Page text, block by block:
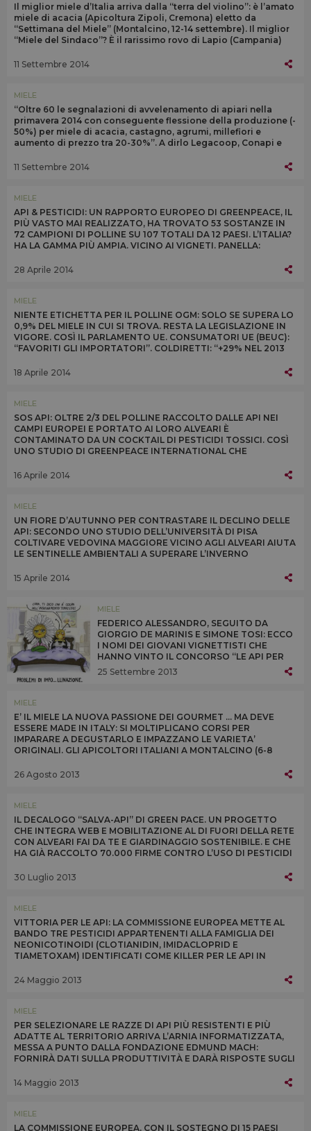
Il miglior miele d’Italia arriva dalla “terra del violino”: è l’amato
miele di acacia (Apicoltura Zipoli, Cremona) eletto da
“Settimana del Miele” (Montalcino, 12-14 settembre). Il miglior
“Miele del Sindaco”? È il rarissimo rovo di Lapio (Campania)
11 Settembre 2014
MIELE
“Oltre 60 le segnalazioni di avvelenamento di apiari nella
primavera 2014 con conseguente flessione della produzione (-
50%) per miele di acacia, castagno, agrumi, millefiori e
aumento di prezzo tra 20-30%”. A dirlo Legacoop, Conapi e
11 Settembre 2014
MIELE
API & PESTICIDI: UN RAPPORTO EUROPEO DI GREENPEACE, IL
PIÙ VASTO MAI REALIZZATO, HA TROVATO 53 SOSTANZE IN
72 CAMPIONI DI POLLINE SU 107 TOTALI DA 12 PAESI. L’ITALIA?
HA LA GAMMA PIÙ AMPIA. VICINO AI VIGNETI. PANELLA:
28 Aprile 2014
MIELE
NIENTE ETICHETTA PER IL POLLINE OGM: SOLO SE SUPERA LO
0,9% DEL MIELE IN CUI SI TROVA. RESTA LA LEGISLAZIONE IN
VIGORE. COSÌ IL PARLAMENTO UE. CONSUMATORI UE (BEUC):
“FAVORITI GLI IMPORTATORI”. COLDIRETTI: “+29% NEL 2013
18 Aprile 2014
MIELE
SOS API: OLTRE 2/3 DEL POLLINE RACCOLTO DALLE API NEI
CAMPI EUROPEI E PORTATO AI LORO ALVEARI È
CONTAMINATO DA UN COCKTAIL DI PESTICIDI TOSSICI. COSÌ
UNO STUDIO DI GREENPEACE INTERNATIONAL CHE
UCCIDERCI”
16 Aprile 2014
MIELE
UN FIORE D’AUTUNNO PER CONTRASTARE IL DECLINO DELLE
API: SECONDO UNO STUDIO DELL’UNIVERSITÀ DI PISA
COLTIVARE VEDOVINA MAGGIORE VICINO AGLI ALVEARI AIUTA
LE SENTINELLE AMBIENTALI A SUPERARE L’INVERNO
15 Aprile 2014
MIELE
FEDERICO ALESSANDRO, SEGUITO DA
GIORGIO DE MARINIS E SIMONE TOSI: ECCO
I NOMI DEI GIOVANI VIGNETTISTI CHE
HANNO VINTO IL CONCORSO “LE API PER
UN’AGRICOLTURA DUREVOLE” DI UNAAPI,
CONAPI E AAPI E PATROCINATO DA SLOW
25 Settembre 2013
MIELE
E’ IL MIELE LA NUOVA PASSIONE DEI GOURMET ... MA DEVE
ESSERE MADE IN ITALY: SI MOLTIPLICANO CORSI PER
IMPARARE A DEGUSTARLO E IMPAZZANO LE VARIETA’
ORIGINALI. GLI APICOLTORI ITALIANI A MONTALCINO (6-8
26 Agosto 2013
MIELE
IL DECALOGO “SALVA-API” DI GREEN PACE. UN PROGETTO
CHE INTEGRA WEB E MOBILITAZIONE AL DI FUORI DELLA RETE
CON ALVEARI FAI DA TE E GIARDINAGGIO SOSTENIBILE. E CHE
HA GIÀ RACCOLTO 70.000 FIRME CONTRO L’USO DI PESTICIDI
30 Luglio 2013
MIELE
VITTORIA PER LE API: LA COMMISSIONE EUROPEA METTE AL
BANDO TRE PESTICIDI APPARTENENTI ALLA FAMIGLIA DEI
NEONICOTINOIDI (CLOTIANIDIN, IMIDACLOPRID E
TIAMETOXAM) IDENTIFICATI COME KILLER PER LE API IN
24 Maggio 2013
MIELE
PER SELEZIONARE LE RAZZE DI API PIÙ RESISTENTI E PIÙ
ADATTE AL TERRITORIO ARRIVA L’ARNIA INFORMATIZZATA,
MESSA A PUNTO DALLA FONDAZIONE EDMUND MACH:
FORNIRÀ DATI SULLA PRODUTTIVITÀ E DARÀ RISPOSTE SUGLI
14 Maggio 2013
MIELE
LA COMMISSIONE EUROPEA, CON IL SOSTEGNO DI 15 PAESI